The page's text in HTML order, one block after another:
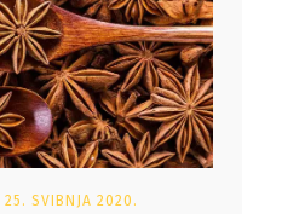
25. SVIBNJA 2020.